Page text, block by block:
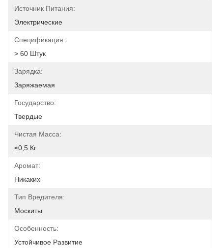
Источник Питания:
Электрические
Спецификация:
> 60 Штук
Зарядка:
Заряжаемая
Государство:
Твердые
Чистая Масса:
≤0,5 Кг
Аромат:
Никаких
Тип Вредителя:
Москиты
Особенность:
Устойчивое Развитие